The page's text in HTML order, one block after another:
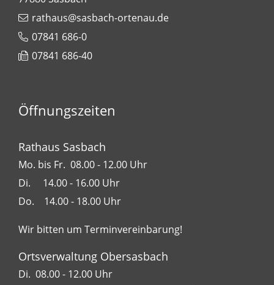
rathaus@sasbach-ortenau.de
07841 686-0
07841 686-40
Öffnungszeiten
Rathaus Sasbach
Mo. bis Fr. 08.00 - 12.00 Uhr
Di. 14.00 - 16.00 Uhr
Do. 14.00 - 18.00 Uhr
Wir bitten um Terminvereinbarung!
Ortsverwaltung Obersasbach
Di. 08.00 - 12.00 Uhr